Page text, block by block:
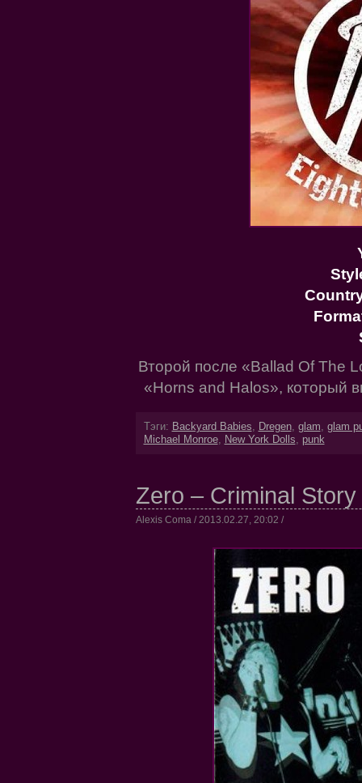
Второй после «Ballad Of The
«Horns and Halos», который
Тэги: Backyard Babies, Dregen, glam, glam
Michael Monroe, New York Dolls, punk
Zero – Criminal
Alexis Coma / 2013.02.27, 20:02 /